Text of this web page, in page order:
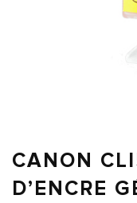
CANON
D’ENCRE